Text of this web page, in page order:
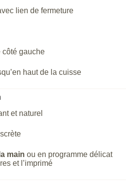
lien de fermeture
côté gauche
haut de la cuisse
et naturel
main ou en programme délicat
et l’imprimé